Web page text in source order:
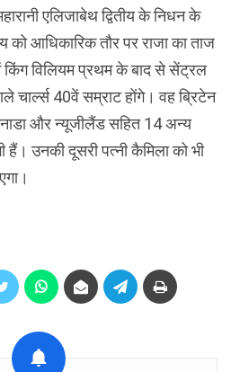
एलिजाबेथ द्वितीय के निधन के
को आधिकारिक तौर पर राजा का ताज
किंग विलियम प्रथम के बाद से सेंट्रल
चार्ल्स 40वें सम्राट होंगे। वह ब्रिटेन
और न्यूजीलैंड सहित 14 अन्य
हैं। उनकी दूसरी पत्नी कैमिला को भी